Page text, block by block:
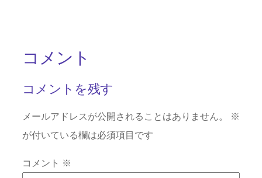
コメント
コメントを残す
メールアドレスが公開されることはありません。
※
が付いている欄は必須項目です
コメント ※